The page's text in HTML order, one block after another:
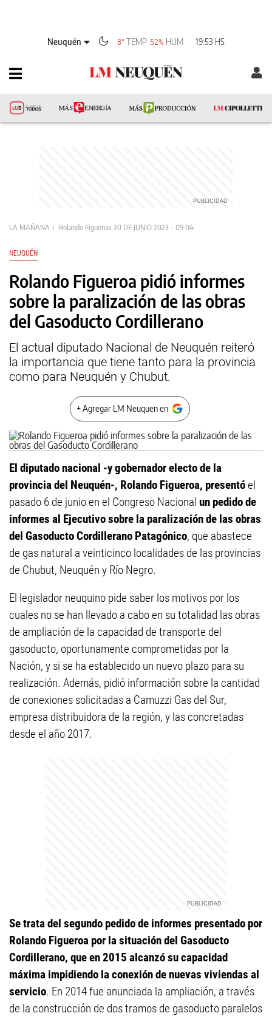
Neuquén 8°TEMP 52% HUM 19:53 HS
LA MAÑANA Rolando Figueroa 20 DE JUNIO 2023 - 09:04
NEUQUÉN
Rolando Figueroa pidió informes
sobre la paralización de las obras
del Gasoducto Cordillerano
El actual diputado Nacional de Neuquén reiteró
la importancia que tiene tanto para la provincia
como para Neuquén y Chubut.
+ Agregar LM Neuquen en
El diputado nacional -y gobernador electo de la
provincia del Neuquén-, Rolando Figueroa, presentóel
pasado 6 de junio en el Congreso Nacional un pedido de
informes al Ejecutivo sobre la paralización de las obras
del Gasoducto Cordillerano Patagónico, que abastece
de gas natural a veinticinco localidades de las provincias
de Chubut, Neuquén y Río Negro.
El legislador neuquino pide saber los motivos por los
cuales no se han llevado a cabo en su totalidad las obras
de ampliación de la capacidad de transporte del
gasoducto, oportunamente comprometidas por la
Nación, y si se ha establecido un nuevo plazo para su
realización. Además, pidió información sobre la cantidad
de conexiones solicitadas a Camuzzi Gas del Sur,
empresa distribuidora de la región, y las concretadas
desde el año 2017.
Se trata del segundo pedido de informes presentado por
Rolando Figueroa por la situación del Gasoducto
Cordillerano, que en 2015 alcanzó su capacidad
máxima impidiendo la conexión de nuevas viviendas al
servicio. En 2014 fue anunciada la ampliación, a través
de la construcción de dos tramos de gasoducto paralelos